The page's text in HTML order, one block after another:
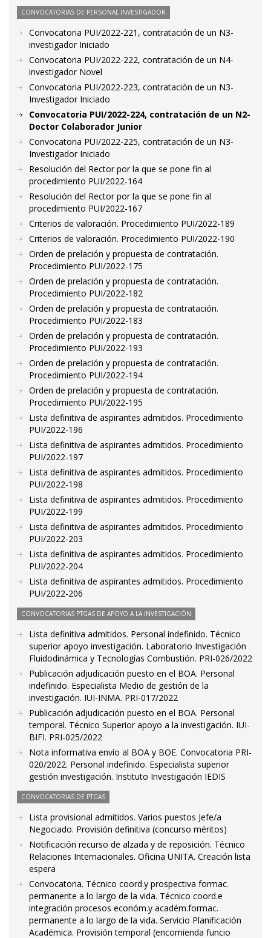
CONVOCATORIAS DE PERSONAL INVESTIGADOR
Convocatoria PUI/2022-221, contratación de un N3-
investigador Iniciado
Convocatoria PUI/2022-222, contratación de un N4-
investigador Novel
Convocatoria PUI/2022-223, contratación de un N3-
Investigador Iniciado
Convocatoria PUI/2022-224, contratación de un N2-
Doctor Colaborador Junior
Convocatoria PUI/2022-225, contratación de un N3-
Investigador Iniciado
Resolución del Rector por la que se pone fin al
procedimiento PUI/2022-164
Resolución del Rector por la que se pone fin al
procedimiento PUI/2022-167
Criterios de valoración. Procedimiento PUI/2022-189
Criterios de valoración. Procedimiento PUI/2022-190
Orden de prelación y propuesta de contratación.
Procedimiento PUI/2022-175
Orden de prelación y propuesta de contratación.
Procedimiento PUI/2022-182
Orden de prelación y propuesta de contratación.
Procedimiento PUI/2022-183
Orden de prelación y propuesta de contratación.
Procedimiento PUI/2022-193
Orden de prelación y propuesta de contratación.
Procedimiento PUI/2022-194
Orden de prelación y propuesta de contratación.
Procedimiento PUI/2022-195
Lista definitiva de aspirantes admitidos. Procedimiento
PUI/2022-196
Lista definitiva de aspirantes admitidos. Procedimiento
PUI/2022-197
Lista definitiva de aspirantes admitidos. Procedimiento
PUI/2022-198
Lista definitiva de aspirantes admitidos. Procedimiento
PUI/2022-199
Lista definitiva de aspirantes admitidos. Procedimiento
PUI/2022-203
Lista definitiva de aspirantes admitidos. Procedimiento
PUI/2022-204
Lista definitiva de aspirantes admitidos. Procedimiento
PUI/2022-206
CONVOCATORIAS PTGAS DE APOYO A LA INVESTIGACIÓN
Lista definitiva admitidos. Personal indefinido. Técnico
superior apoyo investigación. Laboratorio Investigación
Fluidodinámica y Tecnologías Combustión. PRI-026/2022
Publicación adjudicación puesto en el BOA. Personal
indefinido. Especialista Medio de gestión de la
investigación. IUI-INMA. PRI-017/2022
Publicación adjudicación puesto en el BOA. Personal
temporal. Técnico Superior apoyo a la investigación. IUI-
BIFI. PRI-025/2022
Nota informativa envío al BOA y BOE. Convocatoria PRI-
020/2022. Personal indefinido. Especialista superior
gestión investigación. Instituto Investigación IEDIS
CONVOCATORIAS DE PTGAS
Lista provisional admitidos. Varios puestos Jefe/a
Negociado. Provisión definitiva (concurso méritos)
Notificación recurso de alzada y de reposición. Técnico
Relaciones Internacionales. Oficina UNITA. Creación lista
espera
Convocatoria. Técnico coord.y prospectiva formac.
permanente a lo largo de la vida. Técnico coord.e
integración procesos económ.y académ.formac.
permanente a lo largo de la vida. Servicio Planificación
Académica. Provisión temporal (encomienda funcio